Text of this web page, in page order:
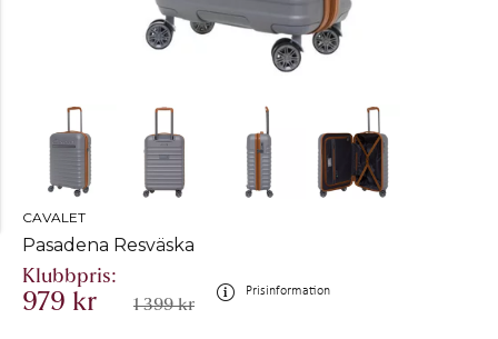
CAVALET
Pasadena Resväska
979 kr 1 399 kr
Prisinformation